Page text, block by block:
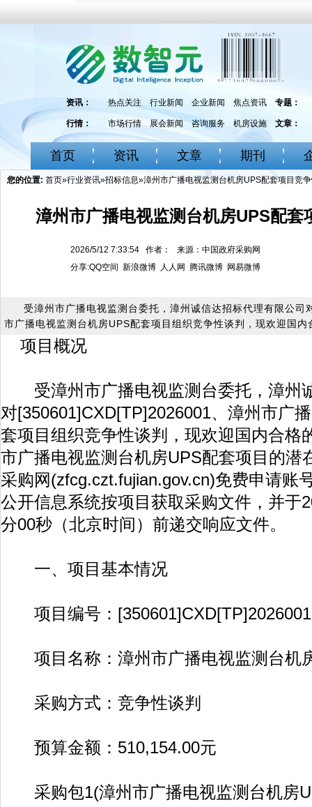
资讯： 热点关注 行业新闻 企业新闻 焦点资讯 专题：
行情： 市场行情 展会新闻 咨询服务 机房设施 文章：
首页 资讯 文章 期刊
您的位置: 首页»行业资讯»招标信息»漳州市广播电视监测台机房UPS配套项目竞
漳州市广播电视监测台机房UPS配套
2026/5/12 7:33:54 作者： 来源：中国政府采购网
分享:QQ空间 新浪微博 人人网 腾讯微博 网易微博
受漳州市广播电视监测台委托，漳州诚信达招标代理有限公
市广播电视监测台机房UPS配套项目组织竞争性谈判，现欢迎国
项目概况
受漳州市广播电视监测台委托，漳州
对[350601]CXD[TP]2026001、漳州市广
套项目组织竞争性谈判，现欢迎国内合格
市广播电视监测台机房UPS配套项目的潜
采购网(zfcg.czt.fujian.gov.cn)免费申请账
公开信息系统按项目获取采购文件，并于
分00秒（北京时间）前递交响应文件。
一、项目基本情况
项目编号：[350601]CXD[TP]2026001
项目名称：漳州市广播电视监测台机
采购方式：竞争性谈判
预算金额：510,154.00元
采购包1(漳州市广播电视监测台机房